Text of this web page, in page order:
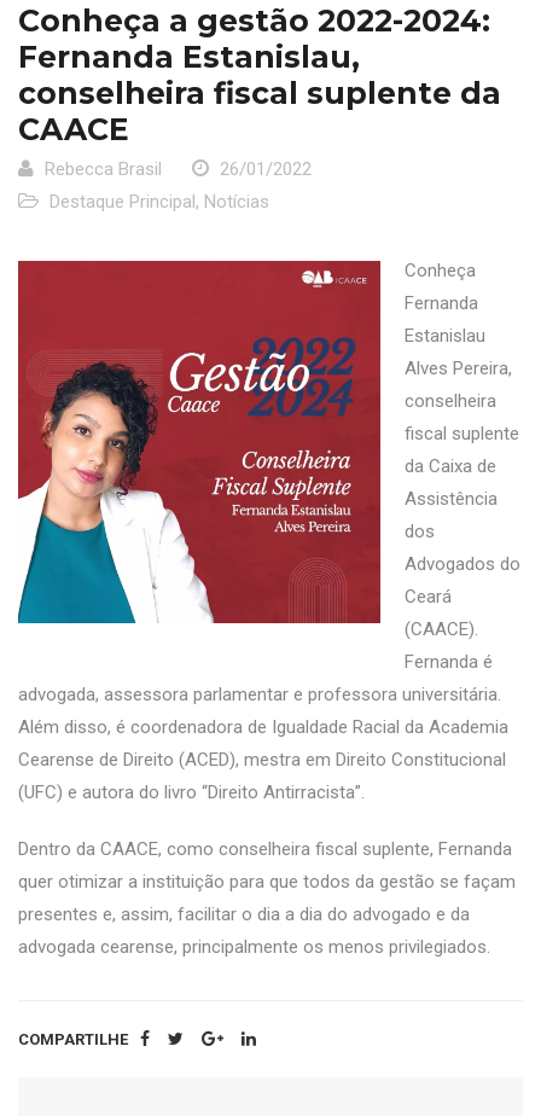
Conheça a gestão 2022-2024:
Fernanda Estanislau,
conselheira fiscal suplente da
CAACE
Rebecca Brasil
26/01/2022
Destaque Principal, Notícias
Conheça
Fernanda
Estanislau
Alves Pereira,
conselheira
fiscal suplente
da Caixa de
Assistência
dos
Advogados do
Ceará
(CAACE).
Fernanda é
advogada, assessora parlamentar e professora universitária.
Além disso, é coordenadora de Igualdade Racial da Academia
Cearense de Direito (ACED), mestra em Direito Constitucional
(UFC) e autora do livro “Direito Antirracista”.
Dentro da CAACE, como conselheira fiscal suplente, Fernanda
quer otimizar a instituição para que todos da gestão se façam
presentes e, assim, facilitar o dia a dia do advogado e da
advogada cearense, principalmente os menos privilegiados.
COMPARTILHE